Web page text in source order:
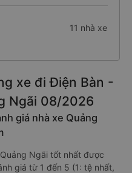
11 nhà xe
xe đi Điện Bàn -
Ngãi 08/2026
giá nhà xe Quảng
Ngãi tốt nhất được
giá từ 1 đến 5 (1: tệ nhất,